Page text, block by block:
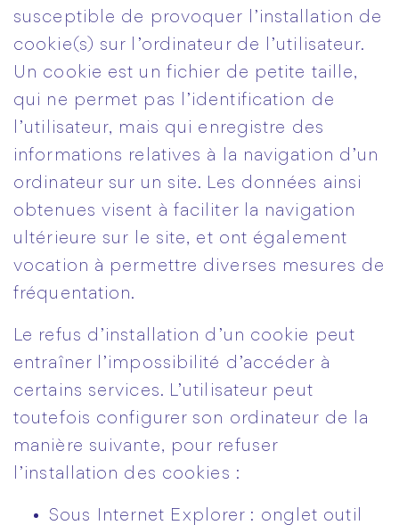
susceptible de provoquer l’installation de
cookie(s) sur l’ordinateur de l’utilisateur.
Un cookie est un fichier de petite taille,
qui ne permet pas l’identification de
l’utilisateur, mais qui enregistre des
informations relatives à la navigation d’un
ordinateur sur un site. Les données ainsi
obtenues visent à faciliter la navigation
ultérieure sur le site, et ont également
vocation à permettre diverses mesures de
fréquentation.
Le refus d’installation d’un cookie peut
entraîner l’impossibilité d’accéder à
certains services. L’utilisateur peut
toutefois configurer son ordinateur de la
manière suivante, pour refuser
l’installation des cookies :
Sous Internet Explorer : onglet outil